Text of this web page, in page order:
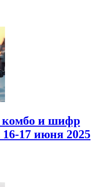
комбо и шифр
17 июня 2025